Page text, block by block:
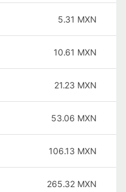
5.31 MXN
10.61 MXN
21.23 MXN
53.06 MXN
106.13 MXN
265.32 MXN